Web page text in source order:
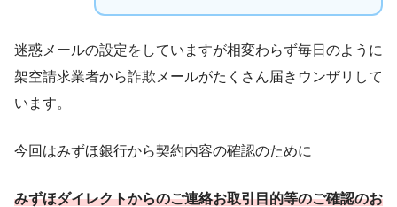
迷惑メールの設定をしていますが相変わらず毎日のように
架空請求業者から詐欺メールがたくさん届きウンザリして
います。
今回はみずほ銀行から契約内容の確認のために
みずほダイレクトからのご連絡お取引目的等のご確認のお